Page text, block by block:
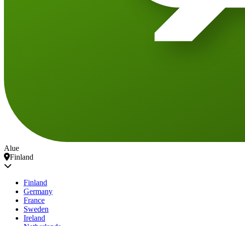
Alue
Finland
Finland
Germany
France
Sweden
Ireland